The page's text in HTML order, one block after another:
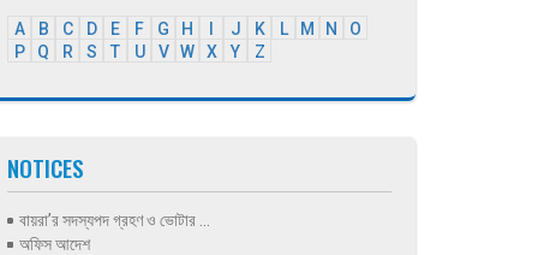
A B C D E F G H J K L M N
O
P
Q R S T U V W X Y Z
NOTICES
বায়রা’র সদস্যপদ গ্রহণ ও ভোটার ...
অফিস আদেশ